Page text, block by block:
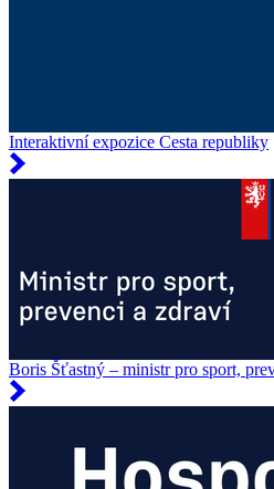
Interaktivní expozice Cesta republiky
Boris Šťastný – ministr pro sport,